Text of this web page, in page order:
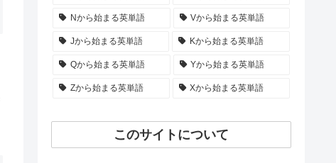
Nから始まる英単語 Vから始まる英単語
Jから始まる英単語 Kから始まる英単語
Qから始まる英単語 Yから始まる英単語
Zから始まる英単語 Xから始まる英単語
このサイトについて